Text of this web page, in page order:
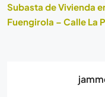
Subasta de Vivienda
Fuengirola – Calle La